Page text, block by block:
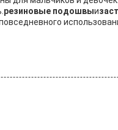
резиновые подошвыи